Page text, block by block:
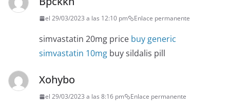
el 29/03/2023 a las 12:10 pm Enlace permanente
simvastatin 20mg price buy generic
simvastatin 10mg buy sildalis pill
Xohybo
el 29/03/2023 a las 8:16 pm Enlace permanente